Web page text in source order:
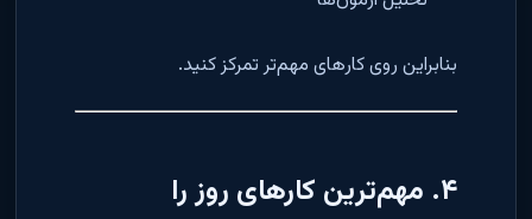
بنابراین روی کارهای مهم‌تر تمرکز کنید.
۴. مهم‌ترین کارهای روز را